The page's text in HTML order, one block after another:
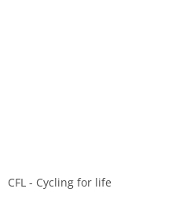
CFL - Cycling for life